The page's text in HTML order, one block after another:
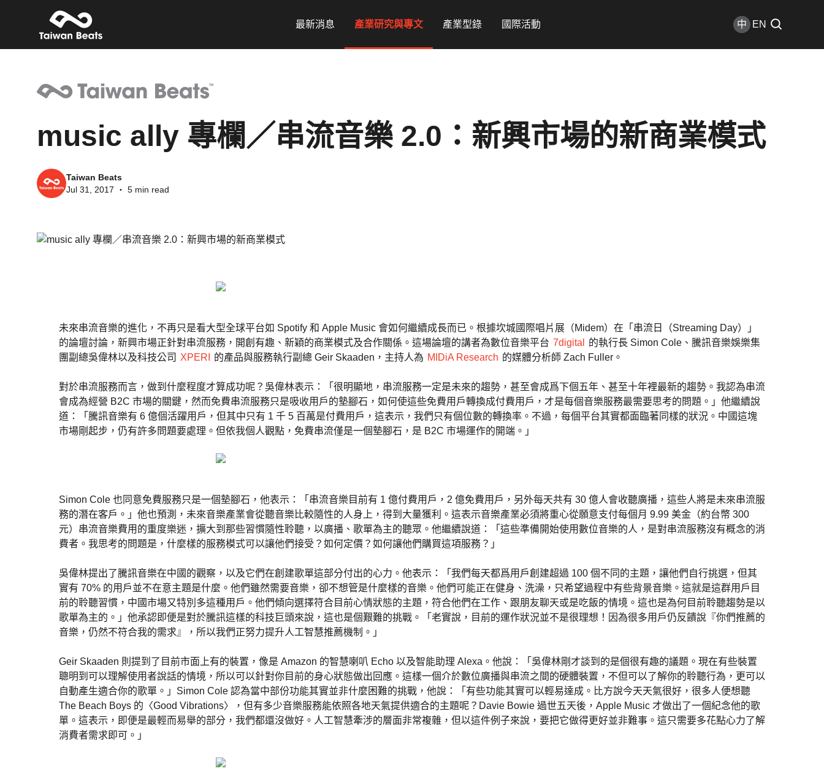
最新消息 產業研究與專文 產業型錄 國際活動 中 EN
music ally 專欄／串流音樂 2.0：新興市場的新商業模式
Taiwan Beats
Jul 31, 2017 ・ 5 min read
未來串流音樂的進化，不再只是看大型全球平台如 Spotify 和 Apple Music 會如何繼續成長而已。根據坎城國際唱片展（Midem）在「串流日（Streaming Day）」
的論壇討論，新興市場正針對串流服務，開創有趣、新穎的商業模式及合作關係。這場論壇的講者為數位音樂平台 7digital
的執行長 Simon Cole、騰訊音樂娛樂集
團副總吳偉林以及科技公司 XPERI 的產品與服務執行副總 Geir Skaaden，主持人為 MIDiA Research 的媒體分析師 Zach Fuller。
對於串流服務而言，做到什麼程度才算成功呢？吳偉林表示：「很明顯地，串流服務一定是未來的趨勢，甚至會成爲下個五年、甚至十年裡最新的趨勢。我認為串流
會成為經營 B2C 市場的關鍵，然而免費串流服務只是吸收用戶的墊腳石，如何使這些免費用戶轉換成付費用戶，才是每個音樂服務最需要思考的問題。」他繼續說
道：「騰訊音樂有 6 億個活躍用戶，但其中只有 1 千 5 百萬是付費用戶，這表示，我們只有個位數的轉換率。不過，每個平台其實都面臨著同樣的狀況。中國這塊
市場剛起步，仍有許多問題要處理。但依我個人觀點，免費串流僅是一個墊腳石，是 B2C 市場運作的開端。」
Simon Cole 也同意免費服務只是一個墊腳石，他表示：「串流音樂目前有 1 億付費用戶，2 億免費用戶，另外每天共有 30 億人會收聽廣播，這些人將是未來串流服
務的潛在客戶。」他也預測，未來音樂產業會從聽音樂比較隨性的人身上，得到大量獲利。這表示音樂產業必須將重心從願意支付每個月 9.99 美金（約台幣 300
元）串流音樂費用的重度樂迷，擴大到那些習慣隨性聆聽，以廣播、歌單為主的聽眾。他繼續說道：「這些準備開始使用數位音樂的人，是對串流服務沒有概念的消
費者。我思考的問題是，什麼樣的服務模式可以讓他們接受？如何定價？如何讓他們購買這項服務？」
吳偉林提出了騰訊音樂在中國的觀察，以及它們在創建歌單這部分付出的心力。他表示：「我們每天都爲用戶創建超過 100 個不同的主題，讓他們自行挑選，但其
實有 70% 的用戶並不在意主題是什麼。他們雖然需要音樂，卻不想管是什麼樣的音樂。他們可能正在健身、洗澡，只希望過程中有些背景音樂。這就是這群用戶目
前的聆聽習慣，中國市場又特別多這種用戶。他們傾向選擇符合目前心情狀態的主題，符合他們在工作、跟朋友聊天或是吃飯的情境。這也是為何目前聆聽趨勢是以
歌單為主的。」他承認即便是對於騰訊這樣的科技巨頭來說，這也是個艱難的挑戰。「老實說，目前的運作狀況並不是很理想！因為很多用戶仍反饋說『你們推薦的
音樂，仍然不符合我的需求』，所以我們正努力提升人工智慧推薦機制。」
Geir Skaaden 則提到了目前市面上有的裝置，像是 Amazon 的智慧喇叭 Echo 以及智能助理 Alexa。他說：「吳偉林剛才談到的是個很有趣的議題。現在有些裝置
聰明到可以理解使用者說話的情境，所以可以針對你目前的身心狀態做出回應。這樣一個介於數位廣播與串流之間的硬體裝置，不但可以了解你的聆聽行為，更可以
自動產生適合你的歌單。」Simon Cole 認為當中部份功能其實並非什麼困難的挑戰，他說：「有些功能其實可以輕易達成。比方說今天天氣很好，很多人便想聽
The Beach Boys 的〈Good Vibrations〉，但有多少音樂服務能依照各地天氣提供適合的主題呢？Davie Bowie 過世五天後，Apple Music 才做出了一個紀念他的歌
單。這表示，即便是最輕而易舉的部分，我們都還沒做好。人工智慧牽涉的層面非常複雜，但以這件例子來說，要把它做得更好並非難事。這只需要多花點心力了解
消費者需求即可。」